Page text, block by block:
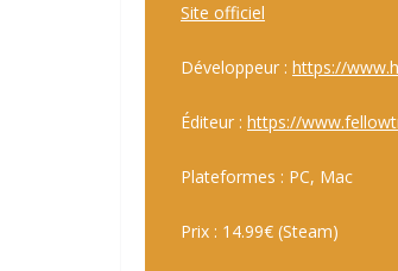
Site officiel
Développeur : https://
Éditeur : https://
Plateformes : PC, Mac
Prix : 14.99€ (Steam)